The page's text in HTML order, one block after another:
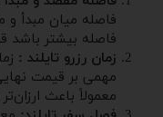
فاصله میان مبدأ
فاصله بیشتر باشد
زمان رزرو تایلند :
مهمی بر قیمت
معمولاً باعث